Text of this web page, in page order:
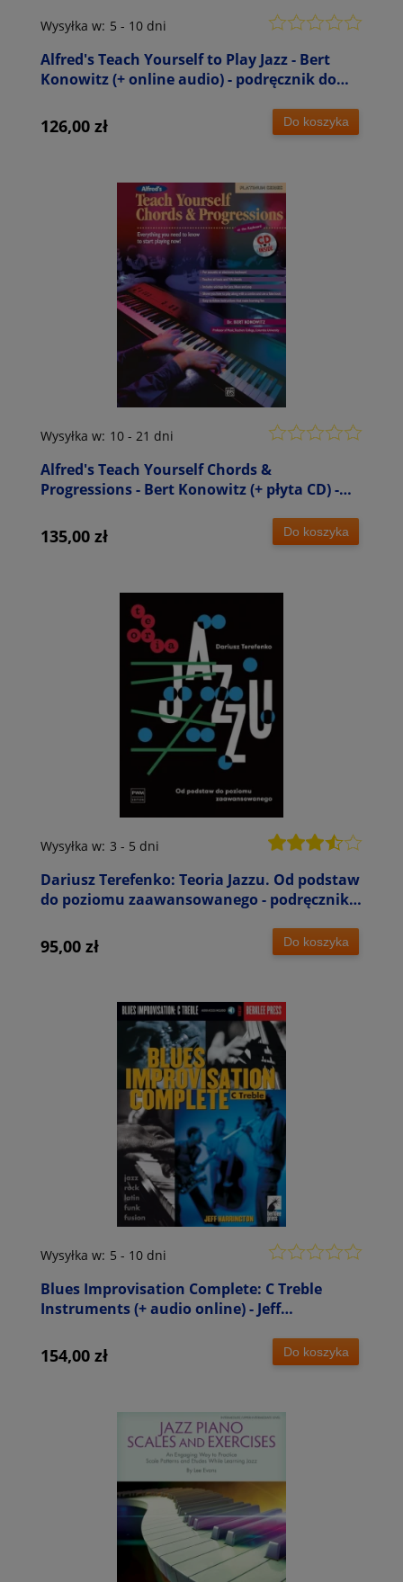
Alfred's Teach Yourself to Play Jazz - Bert
Konowitz (+ online audio) - podręcznik do
Wysyłka w: 5 - 10 dni
126,00 zł Do koszyka
Alfred's Teach Yourself Chords &
Progressions - Bert Konowitz (+ płyta CD) -
instrumenty klawiszowe
Wysyłka w: 10 - 21 dni
135,00 zł Do koszyka
Dariusz Terefenko: Teoria Jazzu. Od podstaw
do poziomu zaawansowanego - podręcznik
Wysyłka w: 3 - 5 dni
95,00 zł Do koszyka
Blues Improvisation Complete: C Treble
Instruments (+ audio online) - Jeff
na instrumenty C
Wysyłka w: 5 - 10 dni
154,00 zł Do koszyka